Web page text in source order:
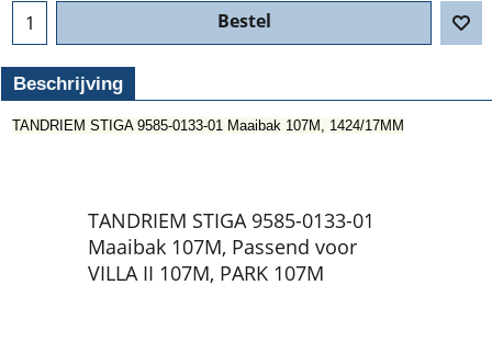
Bestel
Beschrijving
TANDRIEM STIGA 9585-0133-01 Maaibak 107M, 1424/17MM
TANDRIEM STIGA 9585-0133-01
Maaibak 107M, Passend voor
VILLA II 107M, PARK 107M